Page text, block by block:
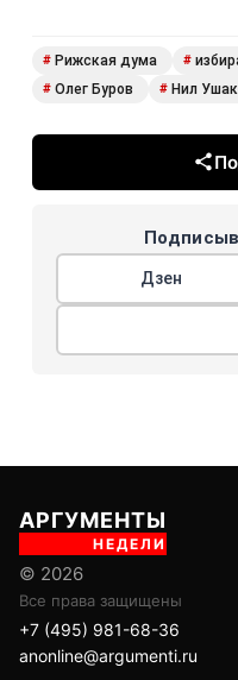
# Рижская дума #
# Олег Буров # Нил
Дзен
АРГУМЕНТЫ
НЕДЕЛИ
© 2026
Все права защищены
+7 (495) 981-68-36
anonline@argumenti.ru